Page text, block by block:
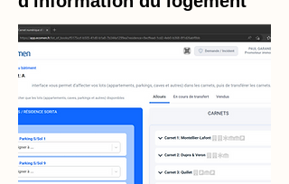
Que contient le
Carnet